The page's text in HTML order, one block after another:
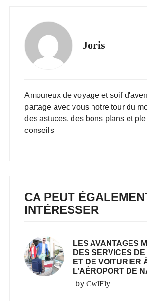
Joris
Amoureux de voyage et soif
partage avec vous notre tour du
des astuces, des bons plans et
conseils.
CA PEUT
INTÉRESSER
LES AVANTAGES
DES SERVICES
ET DE VOITURIER
L’AÉROPORT DE
by CwlFly